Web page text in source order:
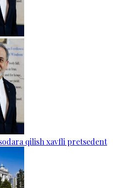
qilish xavfli pretsedent